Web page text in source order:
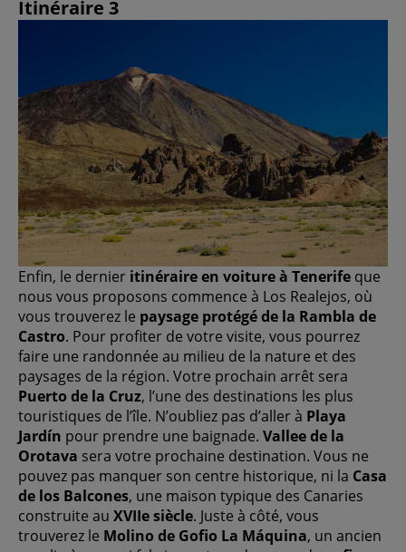
Itinéraire 3
Enfin, le dernier itinéraire en voiture à Tenerife que
nous vous proposons commence à Los Realejos, où
vous trouverez le paysage protégé de la Rambla de
Castro. Pour profiter de votre visite, vous pourrez
faire une randonnée au milieu de la nature et des
paysages de la région. Votre prochain arrêt sera
Puerto de la Cruz, l’une des destinations les plus
touristiques de l’île. N’oubliez pas d’aller à Playa
Jardín pour prendre une baignade. Vallee de la
Orotava sera votre prochaine destination. Vous ne
pouvez pas manquer son centre historique, ni la Casa
de los Balcones, une maison typique des Canaries
construite au XVIIe siècle. Juste à côté, vous
trouverez le Molino de Gofio La Máquina, un ancien